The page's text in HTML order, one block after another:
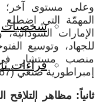
شخصيات
قراءات
وعلى مستوى آخر؛
الإمارات
للجهاد، وتوسيع
منصب مستشارٍ
إمبراطورية صنغي (67).
ثانياً: مظاهر